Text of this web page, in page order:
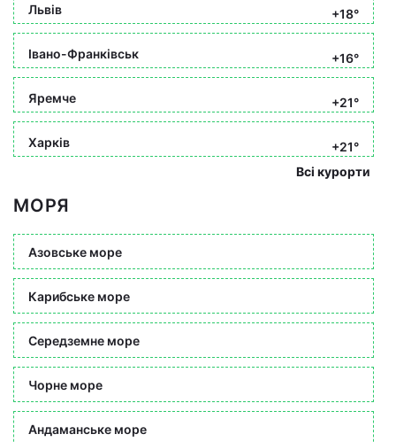
Львів +18°
Івано-Франківськ +16°
Яремче +21°
Харків
+21°
Всі курорти
МОРЯ
Азовське море
Карибське море
Середземне море
Чорне море
Андаманське море